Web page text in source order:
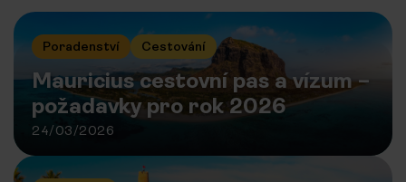
Poradenství Cestování
Mauricius cestovní pas a vízum –
požadavky pro rok 2026
24/03/2026